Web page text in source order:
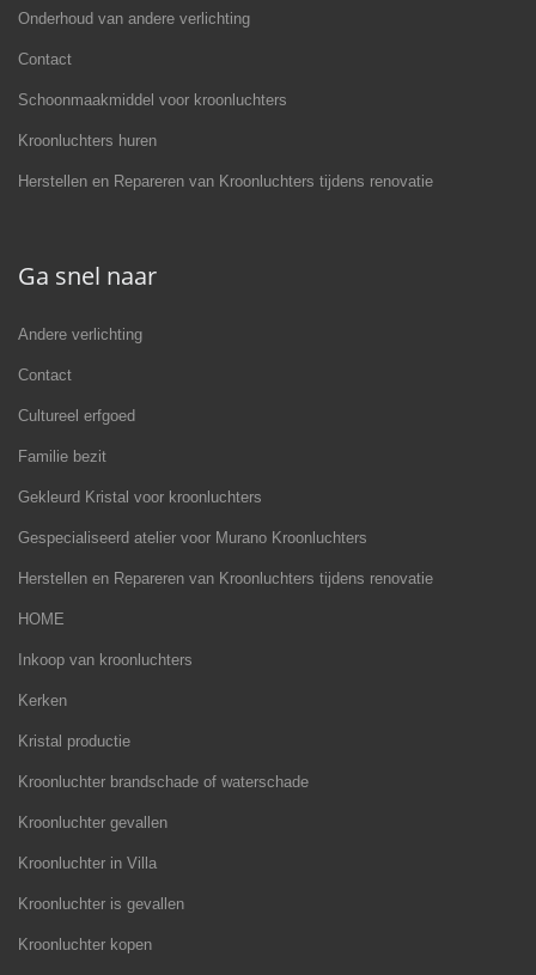
Onderhoud van andere verlichting
Contact
Schoonmaakmiddel voor kroonluchters
Kroonluchters huren
Herstellen en Repareren van Kroonluchters tijdens renovatie
Ga snel naar
Andere verlichting
Contact
Cultureel erfgoed
Familie bezit
Gekleurd Kristal voor kroonluchters
Gespecialiseerd atelier voor Murano Kroonluchters
Herstellen en Repareren van Kroonluchters tijdens renovatie
HOME
Inkoop van kroonluchters
Kerken
Kristal productie
Kroonluchter brandschade of waterschade
Kroonluchter gevallen
Kroonluchter in Villa
Kroonluchter is gevallen
Kroonluchter kopen